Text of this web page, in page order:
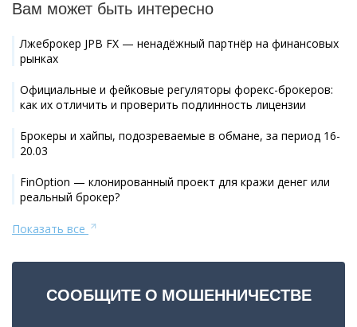
Вам может быть интересно
Лжеброкер JPB FX — ненадёжный партнёр на финансовых
рынках
Официальные и фейковые регуляторы форекс-брокеров:
как их отличить и проверить подлинность лицензии
Брокеры и хайпы, подозреваемые в обмане, за период 16-
20.03
FinOption — клонированный проект для кражи денег или
реальный брокер?
Показать все
СООБЩИТЕ О МОШЕННИЧЕСТВЕ